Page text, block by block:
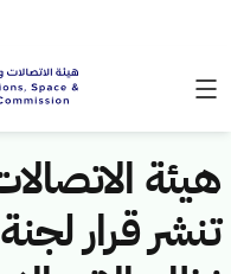
هيئة
تنشر قرار